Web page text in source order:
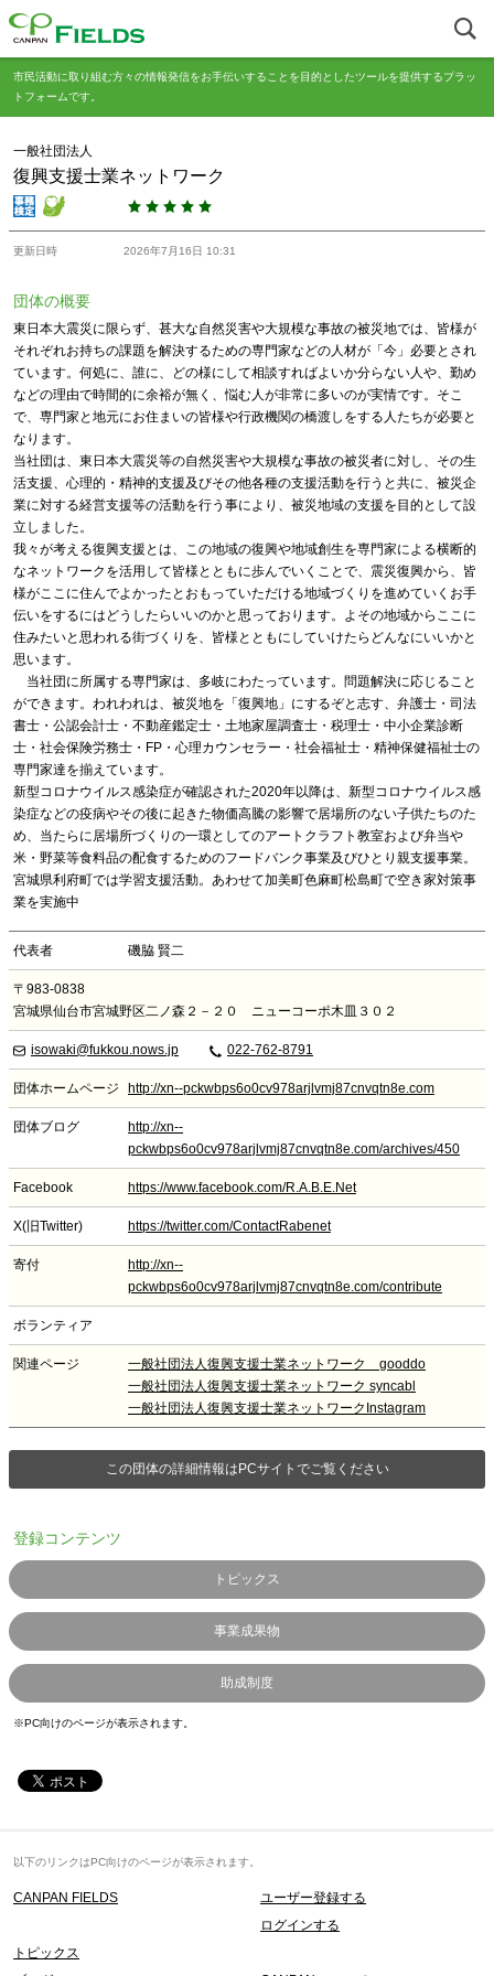
市民活動に取り組む方々の情報発信をお手伝いすることを目的としたツールを提供するプラッ
トフォームです。
一般社団法人
復興支援士業ネットワーク
更新日時 2026年7月16日 10:31
団体の概要
東日本大震災に限らず、甚大な自然災害や大規模な事故の被災地では、皆様が
それぞれお持ちの課題を解決するための専門家などの人材が「今」必要とされ
ています。何処に、誰に、どの様にして相談すればよいか分らない人や、勤め
などの理由で時間的に余裕が無く、悩む人が非常に多いのが実情です。そこ
で、専門家と地元にお住まいの皆様や行政機関の橋渡しをする人たちが必要と
なります。
当社団は、東日本大震災等の自然災害や大規模な事故の被災者に対し、その生
活支援、心理的・精神的支援及びその他各種の支援活動を行うと共に、被災企
業に対する経営支援等の活動を行う事により、被災地域の支援を目的として設
立しました。
我々が考える復興支援とは、この地域の復興や地域創生を専門家による横断的
なネットワークを活用して皆様とともに歩んでいくことで、震災復興から、皆
様がここに住んでよかったとおもっていただける地域づくりを進めていくお手
伝いをするにはどうしたらいいのかと思っております。よその地域からここに
住みたいと思われる街づくりを、皆様とともにしていけたらどんなにいいかと
思います。
当社団に所属する専門家は、多岐にわたっています。問題解決に応じること
ができます。われわれは、被災地を「復興地」にするぞと志す、弁護士・司法
書士・公認会計士・不動産鑑定士・土地家屋調査士・税理士・中小企業診断
士・社会保険労務士・FP・心理カウンセラー・社会福祉士・精神保健福祉士の
専門家達を揃えています。
新型コロナウイルス感染症が確認された2020年以降は、新型コロナウイルス感
染症などの疫病やその後に起きた物価高騰の影響で居場所のない子供たちのた
め、当たらに居場所づくりの一環としてのアートクラフト教室および弁当や
米・野菜等食料品の配食するためのフードバンク事業及びひとり親支援事業。
宮城県利府町では学習支援活動。あわせて加美町色麻町松島町で空き家対策事
業を実施中
代表者 磯脇 賢二
〒983-0838
宮城県仙台市宮城野区二ノ森２－２０ ニューコーポ木皿３０２
isowaki@fukkou.nows.jp 022-762-8791
団体ホームページ http://xn--pckwbps6o0cv978arjlvmj87cnvqtn8e.com
団体ブログ
http://xn--
pckwbps6o0cv978arjlvmj87cnvqtn8e.com/archives/450
Facebook https://www.facebook.com/R.A.B.E.Net
X(旧Twitter) https://twitter.com/ContactRabenet
寄付
http://xn--
pckwbps6o0cv978arjlvmj87cnvqtn8e.com/contribute
ボランティア
関連ページ
一般社団法人復興支援士業ネットワーク gooddo
一般社団法人復興支援士業ネットワーク syncabl
一般社団法人復興支援士業ネットワークInstagram
この団体の詳細情報はPCサイトでご覧ください
登録コンテンツ
トピックス
事業成果物
助成制度
※PC向けのページが表示されます。
以下のリンクはPC向けのページが表示されます。
CANPAN FIELDS
ユーザー登録する
ログインする
トピックス